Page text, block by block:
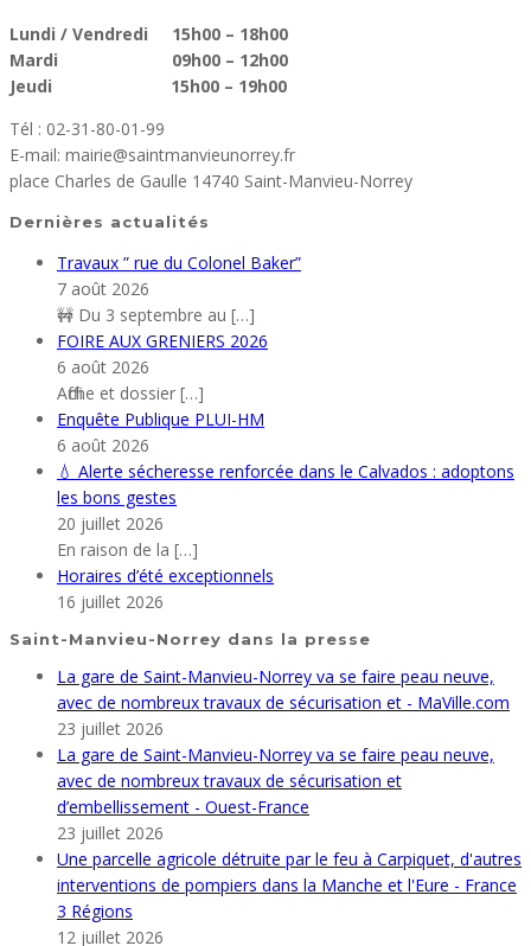
Lundi / Vendredi 15h00 – 18h00
Mardi 09h00 – 12h00
Jeudi 15h00 – 19h00
Tél : 02-31-80-01-99
E-mail: mairie@saintmanvieunorrey.fr
place Charles de Gaulle 14740 Saint-Manvieu-Norrey
Dernières actualités
Travaux ” rue du Colonel Baker”
7 août 2026
🚧 Du 3 septembre au […]
FOIRE AUX GRENIERS 2026
6 août 2026
Affiche et dossier […]
Enquête Publique PLUI-HM
6 août 2026
💧 Alerte sécheresse renforcée dans le Calvados : adoptons
les bons gestes
20 juillet 2026
En raison de la […]
Horaires d’été exceptionnels
16 juillet 2026
Saint-Manvieu-Norrey dans la presse
La gare de Saint-Manvieu-Norrey va se faire peau neuve,
avec de nombreux travaux de sécurisation et - MaVille.com
23 juillet 2026
La gare de Saint-Manvieu-Norrey va se faire peau neuve,
avec de nombreux travaux de sécurisation et
d’embellissement - Ouest-France
23 juillet 2026
Une parcelle agricole détruite par le feu à Carpiquet, d'autres
interventions de pompiers dans la Manche et l'Eure - France
3 Régions
12 juillet 2026